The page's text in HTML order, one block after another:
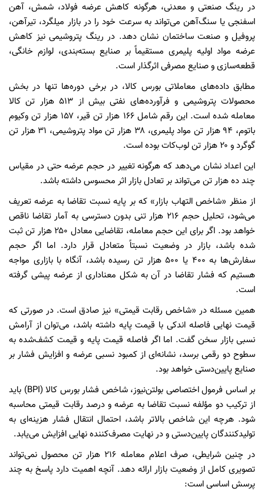
در رینگ صنعتی و معدنی، هرگونه کاهش عرضه فولاد، شمش، آهن
اسفنجی یا سنگ‌آهن می‌تواند به سرعت خود را در بازار میلگرد، تیرآهن،
پروفیل و صنعت ساختمان نشان دهد. در رینگ پتروشیمی نیز کاهش
عرضه مواد اولیه پلیمری مستقیماً بر صنایع بسته‌بندی، لوازم خانگی،
قطعه‌سازی و صنایع مصرفی اثرگذار است.
مطابق داده‌های معاملاتی بورس کالا، در برخی دوره‌ها تنها در بخش
محصولات پتروشیمی و فرآورده‌های نفتی بیش از ۵۱۳ هزار تن کالا
معامله شده است. این رقم شامل ۱۶۶ هزار تن قیر، ۱۵۷ هزار تن وکیوم
باتوم، ۹۴ هزار تن مواد پلیمری، ۳۸ هزار تن مواد پتروشیمی، ۳۱ هزار تن
گوگرد و ۲۰ هزار تن لوب‌کات بوده است.
این اعداد نشان می‌دهد که هرگونه تغییر در حجم عرضه حتی در مقیاس
چند ده هزار تن می‌تواند بر تعادل بازار اثر محسوس داشته باشد.
از منظر «شاخص التهاب بازار» که بر پایه نسبت تقاضا به عرضه تعریف
می‌شود، تحلیل حجم ۲۱۶ هزار تنی بدون دسترسی به آمار تقاضا ناقص
خواهد بود. اگر برای این حجم معامله، تقاضایی معادل ۲۵۰ هزار تن ثبت
شده باشد، بازار در وضعیت نسبتاً متعادل قرار دارد. اما اگر حجم
سفارش‌ها به ۴۰۰ یا ۵۰۰ هزار تن رسیده باشد، آنگاه با بازاری مواجه
هستیم که فشار تقاضا در آن به شکل معناداری از عرضه پیشی گرفته
است.
همین مسئله در «شاخص رقابت قیمتی» نیز صادق است. در صورتی که
قیمت نهایی فاصله اندکی با قیمت پایه داشته باشد، می‌توان از آرامش
نسبی بازار سخن گفت. اما اگر فاصله قیمت پایه و قیمت کشف‌شده به
سطوح دو رقمی برسد، نشانه‌ای از کمبود نسبی عرضه و افزایش فشار بر
صنایع پایین‌دستی خواهد بود.
بر اساس فرمول اختصاصی بولتن‌نیوز، شاخص فشار بورس کالا (BPI) باید
از ترکیب دو مؤلفه نسبت تقاضا به عرضه و درصد رقابت قیمتی محاسبه
شود. هرچه این شاخص بالاتر باشد، احتمال انتقال فشار هزینه‌ای به
تولیدکنندگان پایین‌دستی و در نهایت مصرف‌کننده نهایی افزایش می‌یابد.
در چنین شرایطی، صرف اعلام معامله ۲۱۶ هزار تن محصول نمی‌تواند
تصویری کامل از وضعیت بازار ارائه دهد. آنچه اهمیت دارد پاسخ به چند
پرسش اساسی است: